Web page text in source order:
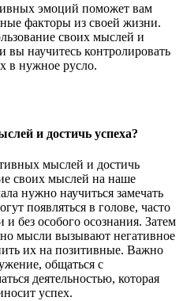
эмоций поможет вам
факторы из своей жизни.
своих мыслей и
научитесь контролировать
в нужное русло.
и достичь успеха?
мыслей и достичь
своих мыслей на наше
нужно научиться замечать
появляться в голове, часто
без особого осознания. Затем
мысли вызывают негативное
их на позитивные. Важно
общаться с
деятельностью, которая
успех.